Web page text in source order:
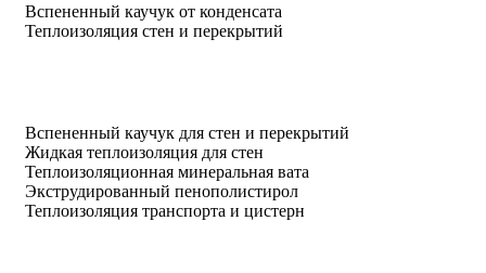
Вспененный каучук от конденсата
Теплоизоляция стен и перекрытий
Вспененный каучук для стен и перекрытий
Жидкая теплоизоляция для стен
Теплоизоляционная минеральная вата
Экструдированный пенополистирол
Теплоизоляция транспорта и цистерн